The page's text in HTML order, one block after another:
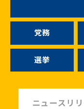
候補者公募
こくみん政治塾
党務
選挙